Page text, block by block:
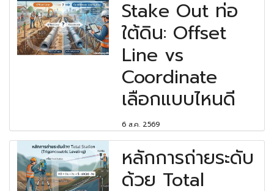
Stake Out ท่อ
ใต้ดิน: Offset
Line vs
Coordinate
เลือกแบบไหนดี
6 ส.ค. 2569
หลักการถ่ายระดับ
ด้วย Total